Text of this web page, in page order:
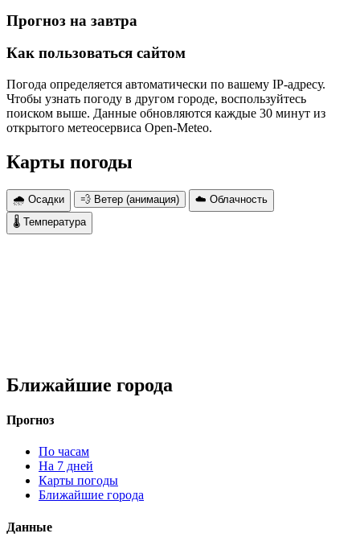
Прогноз на завтра
Как пользоваться сайтом
Погода определяется автоматически по вашему IP-адресу.
Чтобы узнать погоду в другом городе, воспользуйтесь
поиском выше. Данные обновляются каждые 30 минут из
открытого метеосервиса Open-Meteo.
Карты погоды
🌧 Осадки 💨 Ветер (анимация)
☁️ Облачность
🌡 Температура
Ближайшие города
Прогноз
По часам
На 7 дней
Карты погоды
Ближайшие города
Данные